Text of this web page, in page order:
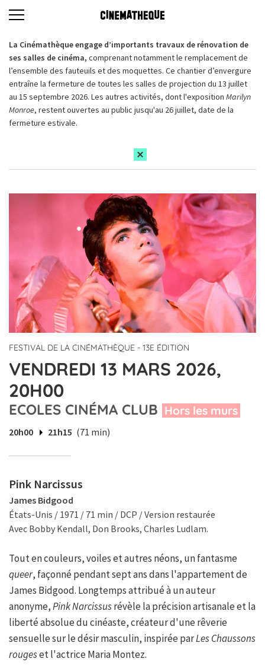
La Cinémathèque engage d’importants travaux de rénovation de
ses salles de cinéma, comprenant notamment le remplacement de
l’ensemble des fauteuils et des moquettes. Ce chantier d’envergure
entraîne la fermeture de toutes les salles de projection du 13 juillet
au 15 septembre 2026. Les autres activités, dont l'exposition Marilyn
Monroe, restent ouvertes au public jusqu'au 26 juillet, date de la
fermeture estivale.
FESTIVAL DE LA CINÉMATHÈQUE - 13E ÉDITION
VENDREDI 13 MARS 2026,
20H00
ECOLES CINÉMA CLUB Hors les murs
20h00 21h15 (71 min)
Pink Narcissus
James Bidgood
États-Unis / 1971 / 71 min / DCP / Version restaurée
Avec Bobby Kendall, Don Brooks, Charles Ludlam.
Tout en couleurs, voiles et autres néons, un fantasme
queer, façonné pendant sept ans dans l'appartement de
James Bidgood. Longtemps attribué à un auteur
anonyme,Pink Narcissusrévèle la précision artisanale et la
liberté absolue du cinéaste, créateur d'une rêverie
sensuelle sur le désir masculin, inspirée parLes Chaussons
rougeset l'actrice Maria Montez.